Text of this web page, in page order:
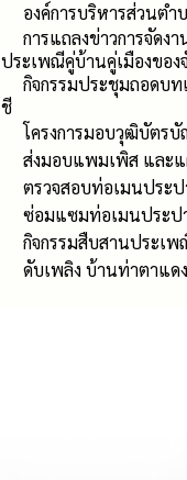
องค์การบริหารส่วนต
การแถลงข่าวการจัด
ประเพณีคู่บ้านคู่เมืองของ
กิจกรรมประชุมถอดบท
ชี
โครงการมอบวุฒิบัตร
ส่งมอบแพมเพิส และแ
ตรวจสอบท่อเมนประ
ซ่อมแซมท่อเมนประ
กิจกรรมสืบสานประเ
ดับเพลิง บ้านท่าตาแด